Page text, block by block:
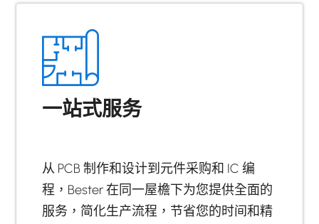
一站式服务
从 PCB 制作和设计到元件采购和 IC 编
程，Bester 在同一屋檐下为您提供全面的
服务，简化生产流程，节省您的时间和精